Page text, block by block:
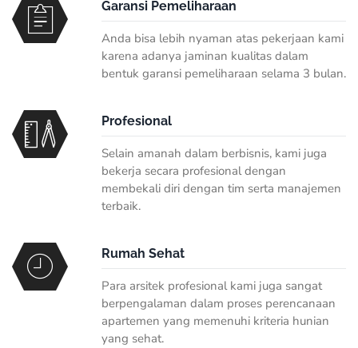
Garansi Pemeliharaan
Anda bisa lebih nyaman atas pekerjaan kami
karena adanya jaminan kualitas dalam
bentuk garansi pemeliharaan selama 3 bulan.
Profesional
Selain amanah dalam berbisnis, kami juga
bekerja secara profesional dengan
membekali diri dengan tim serta manajemen
terbaik.
Rumah Sehat
Para arsitek profesional kami juga sangat
berpengalaman dalam proses perencanaan
apartemen yang memenuhi kriteria hunian
yang sehat.